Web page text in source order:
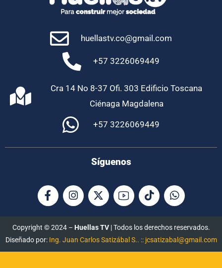
huellastv.co@gmail.com
+57 3226069449
Cra 14 No 8-37 Ofi. 303 Edificio Toscana
Ciénaga Magdalena
+57 3226069449
Síguenos
Copyright © 2024 – Huellas TV| Todos los derechos reservados.
Diseñado por: Ing. Juan Carlos Satizábal S.. :: jcsatizabal@gmail.com